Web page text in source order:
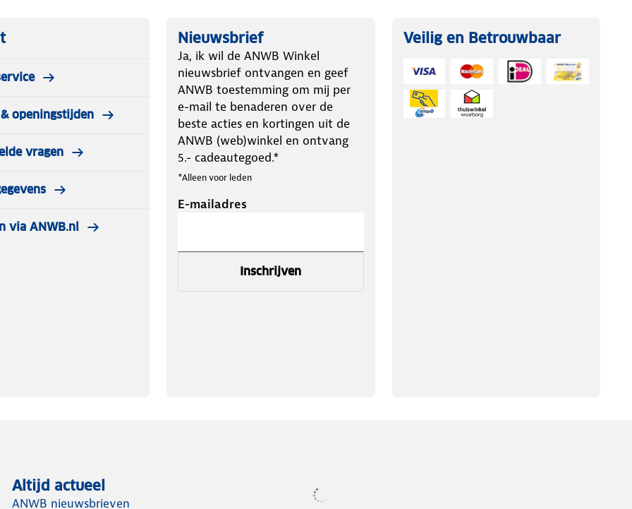
die veiligheid, gebruiksgemak en
hondenrekken en dakdragers,
Kies voor Nordrive en
openingstijden
vragen
via ANWB.nl
Nieuwsbrief
Ja, ik wil de ANWB Winkel
nieuwsbrief ontvangen en geef
ANWB toestemming om mij per
e-mail te benaderen over de
beste acties en kortingen uit de
ANWB (web)winkel en ontvang
5.- cadeautegoed.*
*Alleen voor leden
E-mailadres
Inschrijven
Veilig en Betrouwbaar
Altijd actueel
ANWB nieuwsbrieven